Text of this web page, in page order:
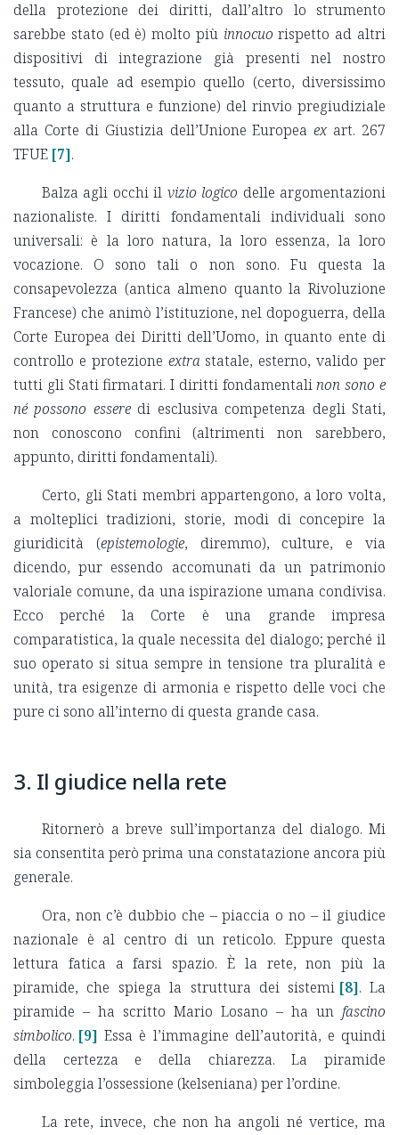
della protezione dei diritti, dall’altro lo strumento
sarebbe stato (ed è) molto più innocuo rispetto ad altri
dispositivi di integrazione già presenti nel nostro
tessuto, quale ad esempio quello (certo, diversissimo
quanto a struttura e funzione) del rinvio pregiudiziale
alla Corte di Giustizia dell’Unione Europeaexart. 267
TFUE [7].
Balza agli occhi il vizio logico delle argomentazioni
nazionaliste. I diritti fondamentali individuali sono
universali: è la loro natura, la loro essenza, la loro
vocazione. O sono tali o non sono. Fu questa la
consapevolezza (antica almeno quanto la Rivoluzione
Francese) che animò l’istituzione, nel dopoguerra, della
Corte Europea dei Diritti dell’Uomo, in quanto ente di
controllo e protezione extrastatale, esterno, valido per
tutti gli Stati firmatari. I diritti fondamentalinon sono e
né possono esseredi esclusiva competenza degli Stati,
non conoscono confini (altrimenti non sarebbero,
appunto, diritti fondamentali).
Certo, gli Stati membri appartengono, a loro volta,
a molteplici tradizioni, storie, modi di concepire la
giuridicità (epistemologie, diremmo), culture, e via
dicendo, pur essendo accomunati da un patrimonio
valoriale comune, da una ispirazione umana condivisa.
Ecco perché la Corte è una grande impresa
comparatistica, la quale necessita del dialogo; perché il
suo operato si situa sempre in tensione tra pluralità e
unità, tra esigenze di armonia e rispetto delle voci che
pure ci sono all’interno di questa grande casa.
3. Il giudice nella rete
Ritornerò a breve sull’importanza del dialogo. Mi
sia consentita però prima una constatazione ancora più
generale.
Ora, non c’è dubbio che – piaccia o no – il giudice
nazionale è al centro di un reticolo. Eppure questa
lettura fatica a farsi spazio. È la rete, non più la
piramide, che spiega la struttura dei sistemi [8]. La
piramide – ha scritto Mario Losano – ha un fascino
simbolico. [9] Essa è l’immagine dell’autorità, e quindi
della certezza e della chiarezza. La piramide
simboleggia l’ossessione (kelseniana) per l’ordine.
La rete, invece, che non ha angoli né vertice, ma